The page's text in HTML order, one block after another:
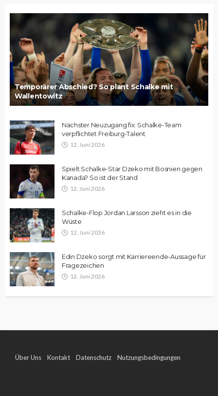
Temporärer Abschied? So plant Schalke mit
Wallentowitz
Nächster Neuzugang fix: Schalke-Team
verpflichtet Freiburg-Talent
12. Juni 2026
Spielt Schalke-Star Dzeko mit Bosnien gegen
Kanada? So ist der Stand
12. Juni 2026
Schalke-Flop Jordan Larsson zieht es in die
Wüste
12. Juni 2026
Edin Dzeko sorgt mit Karriereende-Aussage für
Fragezeichen
12. Juni 2026
Über Uns Kontakt Datenschutz Nutzungsbedingungen